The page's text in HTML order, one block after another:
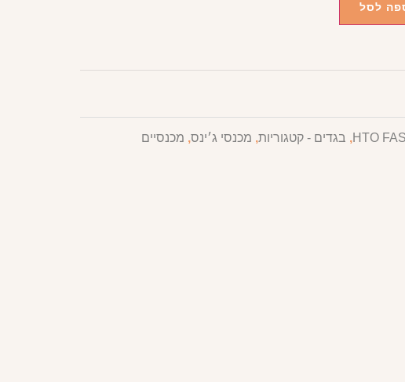
לסל
HTO
, בגדים - קטגוריות, מכנסי ג׳ינס, מכנסיים